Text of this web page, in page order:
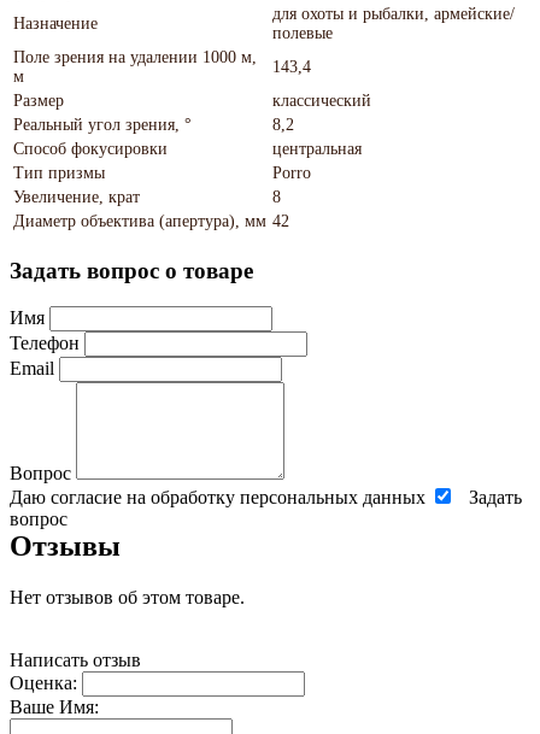
Назначение
для охоты и рыбалки, армейские/
полевые
Поле зрения на удалении 1000 м,
м
143,4
Размер
классический
Реальный угол зрения, °
8,2
Способ фокусировки
центральная
Тип призмы
Porro
Увеличение, крат
8
Диаметр объектива (апертура), мм 42
Задать вопрос о товаре
Имя
Телефон
Email
Вопрос
Даю согласие на обработку персональных данных
Задать
вопрос
Отзывы
Нет отзывов об этом товаре.
Написать отзыв
Оценка:
Ваше Имя: